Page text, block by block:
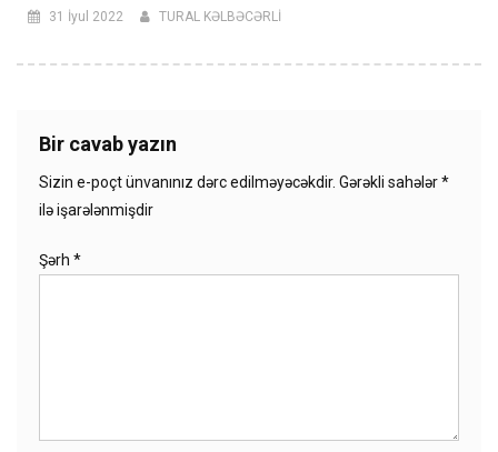
31 İyul 2022 TURAL KƏLBƏCƏRLİ
Bir cavab yazın
Sizin e-poçt ünvanınız dərc edilməyəcəkdir. Gərəkli sahələr*
ilə işarələnmişdir
Şərh *